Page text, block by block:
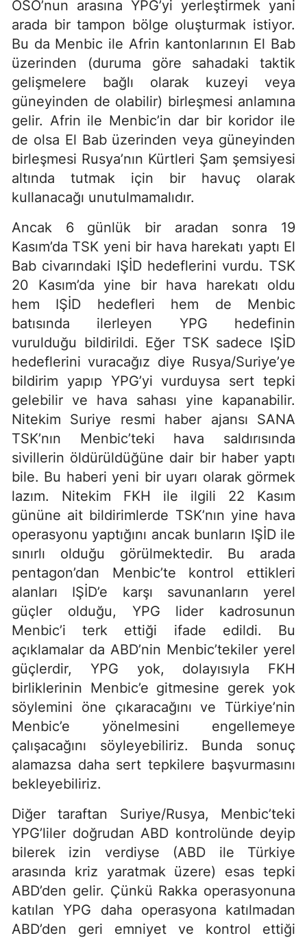
ÖSO’nun arasına YPG’yi yerleştirmek yani
arada bir tampon bölge oluşturmak istiyor.
Bu da Menbic ile Afrin kantonlarının El Bab
üzerinden (duruma göre sahadaki taktik
gelişmelere bağlı olarak kuzeyi veya
güneyinden de olabilir) birleşmesi anlamına
gelir. Afrin ile Menbic’in dar bir koridor ile
de olsa El Bab üzerinden veya güneyinden
birleşmesi Rusya’nın Kürtleri Şam şemsiyesi
altında tutmak için bir havuç olarak
kullanacağı unutulmamalıdır.
Ancak 6 günlük bir aradan sonra 19
Kasım’da TSK yeni bir hava harekatı yaptı El
Bab civarındaki IŞİD hedeflerini vurdu. TSK
20 Kasım’da yine bir hava harekatı oldu
hem IŞİD hedefleri hem de Menbic
batısında ilerleyen YPG hedefinin
vurulduğu bildirildi. Eğer TSK sadece IŞİD
hedeflerini vuracağız diye Rusya/Suriye’ye
bildirim yapıp YPG’yi vurduysa sert tepki
gelebilir ve hava sahası yine kapanabilir.
Nitekim Suriye resmi haber ajansı SANA
TSK’nın Menbic’teki hava saldırısında
sivillerin öldürüldüğüne dair bir haber yaptı
bile. Bu haberi yeni bir uyarı olarak görmek
lazım. Nitekim FKH ile ilgili 22 Kasım
gününe ait bildirimlerde TSK’nın yine hava
operasyonu yaptığını ancak bunların IŞİD ile
sınırlı olduğu görülmektedir. Bu arada
pentagon’dan Menbic’te kontrol ettikleri
alanları IŞİD’e karşı savunanların yerel
güçler olduğu, YPG lider kadrosunun
Menbic’i terk ettiği ifade edildi. Bu
açıklamalar da ABD’nin Menbic’tekiler yerel
güçlerdir, YPG yok, dolayısıyla FKH
birliklerinin Menbic’e gitmesine gerek yok
söylemini öne çıkaracağını ve Türkiye’nin
Menbic’e yönelmesini engellemeye
çalışacağını söyleyebiliriz. Bunda sonuç
alamazsa daha sert tepkilere başvurmasını
bekleyebiliriz.
Diğer taraftan Suriye/Rusya, Menbic’teki
YPG’liler doğrudan ABD kontrolünde deyip
bilerek izin verdiyse (ABD ile Türkiye
arasında kriz yaratmak üzere) esas tepki
ABD’den gelir. Çünkü Rakka operasyonuna
katılan YPG daha operasyona katılmadan
ABD’den geri emniyet ve kontrol ettiği